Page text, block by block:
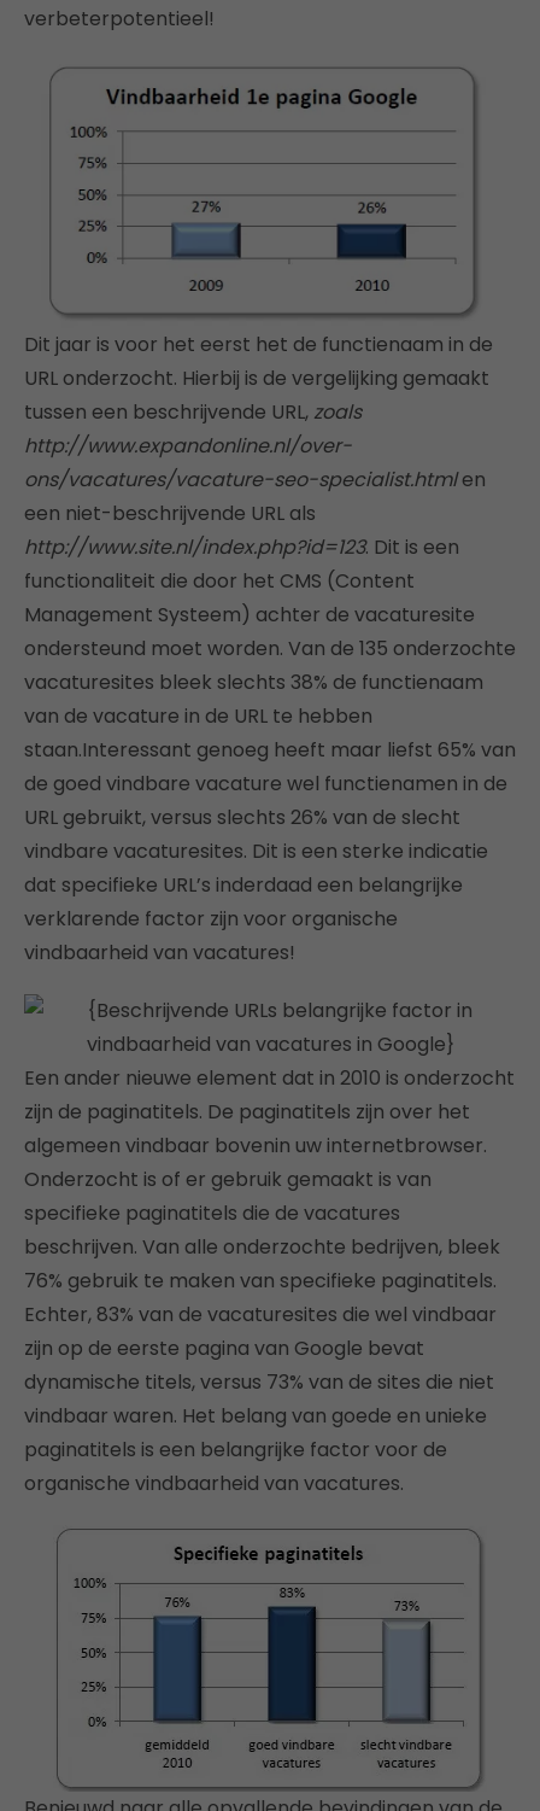
verbeterpotentieel!
Dit jaar is voor het eerst het de functienaam in de
URL onderzocht. Hierbij is de vergelijking gemaakt
tussen een beschrijvende URL, zoals
http://www.expandonline.nl/over-
ons/vacatures/vacature-seo-specialist.htmlen
een niet-beschrijvende URL als
http://www.site.nl/index.php?id=123. Dit is een
functionaliteit die door het CMS (Content
Management Systeem) achter de vacaturesite
ondersteund moet worden. Van de 135 onderzochte
vacaturesites bleek slechts 38% de functienaam
van de vacature in de URL te hebben
staan.Interessant genoeg heeft maar liefst 65% van
de goed vindbare vacature wel functienamen in de
URL gebruikt, versus slechts 26% van de slecht
vindbare vacaturesites. Dit is een sterke indicatie
dat specifieke URL’s inderdaad een belangrijke
verklarende factor zijn voor organische
vindbaarheid van vacatures!
Een ander nieuwe element dat in 2010 is onderzocht
zijn de paginatitels. De paginatitels zijn over het
algemeen vindbaar bovenin uw internetbrowser.
Onderzocht is of er gebruik gemaakt is van
specifieke paginatitels die de vacatures
beschrijven. Van alle onderzochte bedrijven, bleek
76% gebruik te maken van specifieke paginatitels.
Echter, 83% van de vacaturesites die wel vindbaar
zijn op de eerste pagina van Google bevat
dynamische titels, versus 73% van de sites die niet
vindbaar waren. Het belang van goede en unieke
paginatitels is een belangrijke factor voor de
organische vindbaarheid van vacatures.